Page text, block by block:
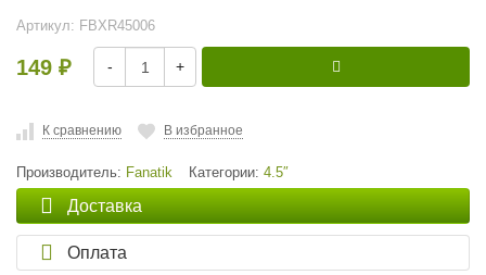
Артикул: FBXR45006
149 ₽ - +
К сравнению В избранное
Производитель: Fanatik Категории: 4.5″
Доставка
Оплата